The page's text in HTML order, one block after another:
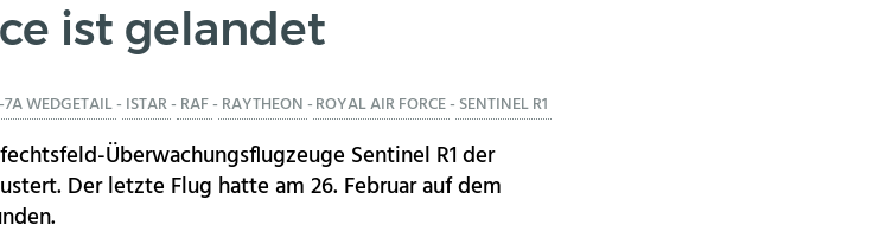
ist gelandet
7A WEDGETAIL- ISTAR- RAF- RAYTHEON-ROYAL AIR FORCE- SENTINEL R1
Überwachungsflugzeuge Sentinel R1 der
Der letzte Flug hatte am 26. Februar auf dem